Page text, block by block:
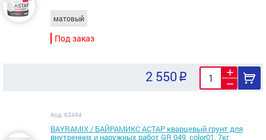
матовый
Под заказ
2 550
Код: 62494
BAYRAMIX / БАЙРАМИКС АСТАР кварцевый грунт для
внутренних и наружных работ GR 049, color01, 7кг